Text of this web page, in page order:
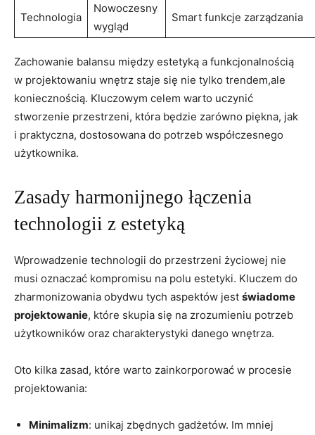
Technologia
Nowoczesny
wygląd
Smart funkcje‍ zarządzania
Zachowanie balansu między estetyką ​a funkcjonalnością
w projektowaniu wnętrz staje ‍się nie tylko trendem,ale
koniecznością. ‍Kluczowym celem warto uczynić
stworzenie przestrzeni, która będzie zarówno piękna, jak
i praktyczna, dostosowana do potrzeb współczesnego
użytkownika.
Zasady harmonijnego łączenia
technologii z estetyką
Wprowadzenie technologii do przestrzeni życiowej nie
musi oznaczać kompromisu na polu estetyki. Kluczem ​do
zharmonizowania obydwu tych aspektów jest świadome
projektowanie, które skupia się na zrozumieniu⁤ potrzeb
użytkowników oraz charakterystyki danego wnętrza.
Oto kilka zasad,​ które warto zainkorporować w procesie
projektowania:
Minimalizm: unikaj zbędnych gadżetów. Im mniej